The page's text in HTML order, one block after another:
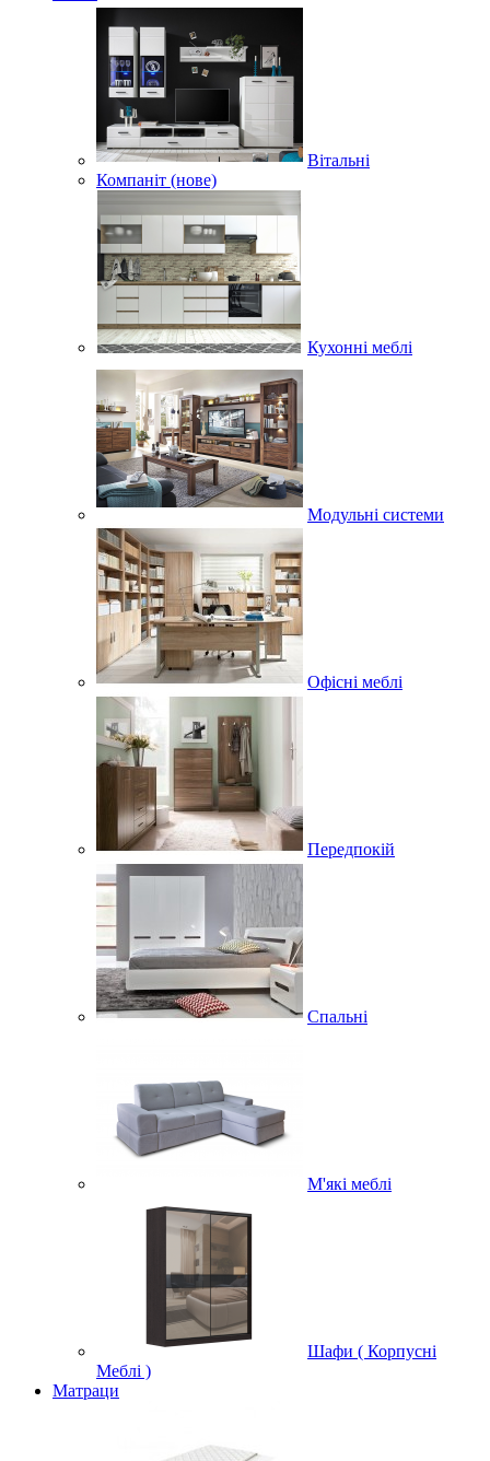
Вітальні
Компаніт (нове)
Кухонні меблі
Модульні системи
Офісні меблі
Передпокій
Спальні
М'які меблі
Шафи ( Корпусні
Меблі )
Матраци